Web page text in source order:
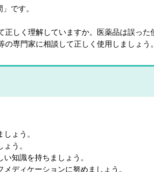
です。
しく理解していますか。医薬品は誤った
専門家に相談して正しく使用しましょう。
ょう。
う。
知識を持ちましょう。
ディケーションに努めましょう。